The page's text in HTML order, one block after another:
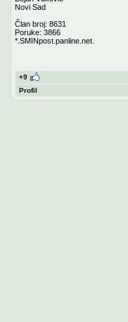
Novi Sad
Član broj: 8631
Poruke: 3866
*.SMINpost.panline.net.
+9
Profil